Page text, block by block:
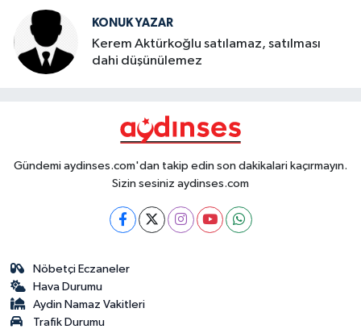
KONUK YAZAR
Kerem Aktürkoğlu satılamaz, satılması
dahi düşünülemez
Gündemi aydinses.com'dan takip edin son dakikalari kaçırmayın.
Sizin sesiniz aydinses.com
Nöbetçi Eczaneler
Hava Durumu
Aydin Namaz Vakitleri
Trafik Durumu